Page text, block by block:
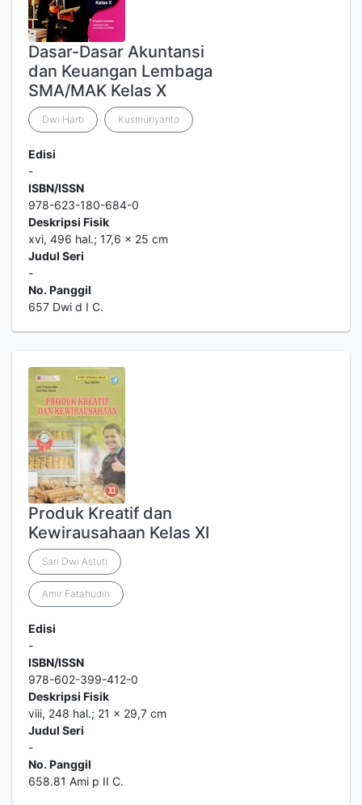
Dasar-Dasar Akuntansi
dan Keuangan Lembaga
SMA/MAK Kelas X
Dwi Harti Kusmuriyanto
Edisi
-
ISBN/ISSN
978-623-180-684-0
Deskripsi Fisik
xvi, 496 hal.; 17,6 x 25 cm
Judul Seri
-
No. Panggil
657 Dwi d I C.
Produk Kreatif dan
Kewirausahaan Kelas XI
Sari Dwi Astuti
Amir Fatahudin
Edisi
-
ISBN/ISSN
978-602-399-412-0
Deskripsi Fisik
viii, 248 hal.; 21 x 29,7 cm
Judul Seri
-
No. Panggil
658.81 Ami p II C.